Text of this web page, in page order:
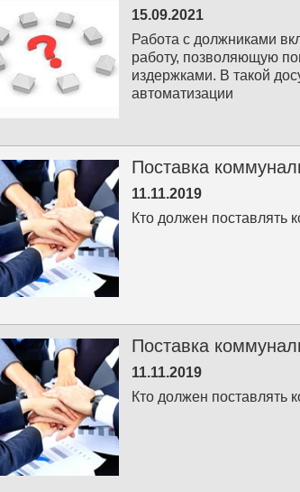
15.09.2021
Работа с должниками
работу, позволяющую
издержками. В такой
автоматизации
Поставка
11.11.2019
Кто должен
Поставка
11.11.2019
Кто должен